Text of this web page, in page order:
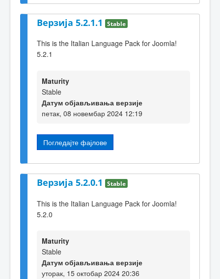
Верзија 5.2.1.1 Stable
This is the Italian Language Pack for Joomla!
5.2.1
Maturity
Stable
Датум објављивања верзије
петак, 08 новембар 2024 12:19
Погледајте фајлове
Верзија 5.2.0.1 Stable
This is the Italian Language Pack for Joomla!
5.2.0
Maturity
Stable
Датум објављивања верзије
уторак, 15 октобар 2024 20:36